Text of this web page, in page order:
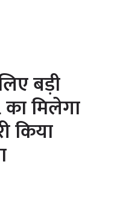
बड़ी
मिलेगा
किया